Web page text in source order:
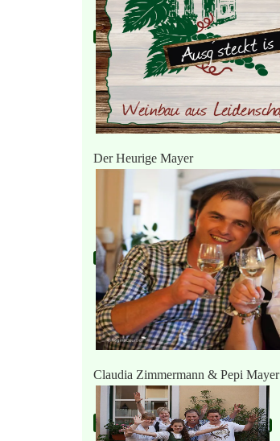
Der Heurige Mayer
Claudia Zimmermann & Pepi Mayer